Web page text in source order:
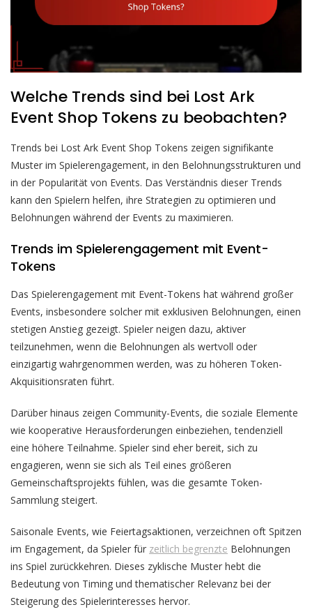
Welche Trends sind bei Lost Ark
Event Shop Tokens zu beobachten?
Trends bei Lost Ark Event Shop Tokens zeigen signifikante
Muster im Spielerengagement, in den Belohnungsstrukturen und
in der Popularität von Events. Das Verständnis dieser Trends
kann den Spielern helfen, ihre Strategien zu optimieren und
Belohnungen während der Events zu maximieren.
Trends im Spielerengagement mit Event-
Tokens
Das Spielerengagement mit Event-Tokens hat während großer
Events, insbesondere solcher mit exklusiven Belohnungen, einen
stetigen Anstieg gezeigt. Spieler neigen dazu, aktiver
teilzunehmen, wenn die Belohnungen als wertvoll oder
einzigartig wahrgenommen werden, was zu höheren Token-
Akquisitionsraten führt.
Darüber hinaus zeigen Community-Events, die soziale Elemente
wie kooperative Herausforderungen einbeziehen, tendenziell
eine höhere Teilnahme. Spieler sind eher bereit, sich zu
engagieren, wenn sie sich als Teil eines größeren
Gemeinschaftsprojekts fühlen, was die gesamte Token-
Sammlung steigert.
Saisonale Events, wie Feiertagsaktionen, verzeichnen oft Spitzen
im Engagement, da Spieler für zeitlich begrenzte Belohnungen
ins Spiel zurückkehren. Dieses zyklische Muster hebt die
Bedeutung von Timing und thematischer Relevanz bei der
Steigerung des Spielerinteresses hervor.